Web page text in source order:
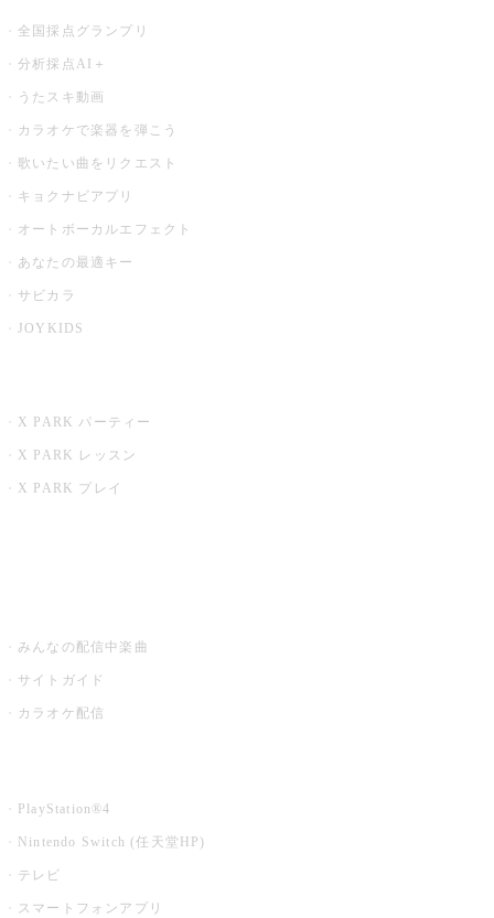
全国採点グランプリ
分析採点AI＋
うたスキ動画
カラオケで楽器を弾こう
歌いたい曲をリクエスト
キョクナビアプリ
オートボーカルエフェクト
あなたの最適キー
サビカラ
JOYKIDS
X PARK パーティー
X PARK レッスン
X PARK プレイ
みんなの配信中楽曲
サイトガイド
カラオケ配信
PlayStation®4
Nintendo Switch (任天堂HP)
テレビ
スマートフォンアプリ